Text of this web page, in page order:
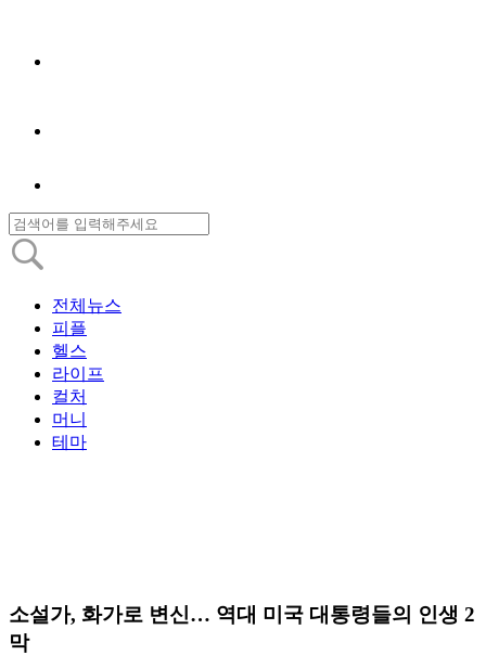
전체뉴스
피플
헬스
라이프
컬처
머니
테마
소설가, 화가로 변신… 역대 미국 대통령들의 인생 2
막